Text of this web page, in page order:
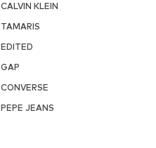
CALVIN KLEIN
TAMARIS
EDITED
GAP
CONVERSE
PEPE JEANS